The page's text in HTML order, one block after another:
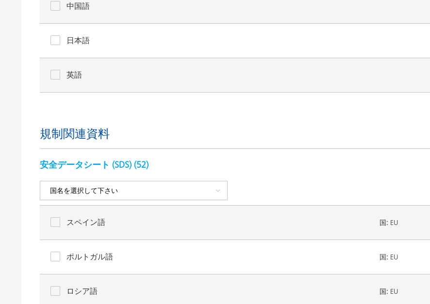
中国語
日本語
英語
規制関連資料
安全データシート (SDS) (52)
スペイン語 国: EU
ポルトガル語 国: EU
ロシア語 国: EU